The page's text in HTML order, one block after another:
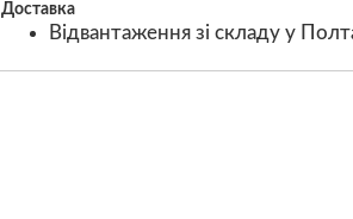
Доставка
Відвантаження зі складу у